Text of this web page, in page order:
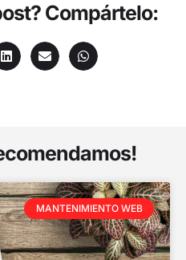
Compártelo:
MANTENIMIENTO WEB